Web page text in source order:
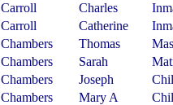
Carroll
Charles
Carroll
Catherine
Chambers
Thomas
Chambers
Sarah
Chambers
Joseph
Chambers
Mary A